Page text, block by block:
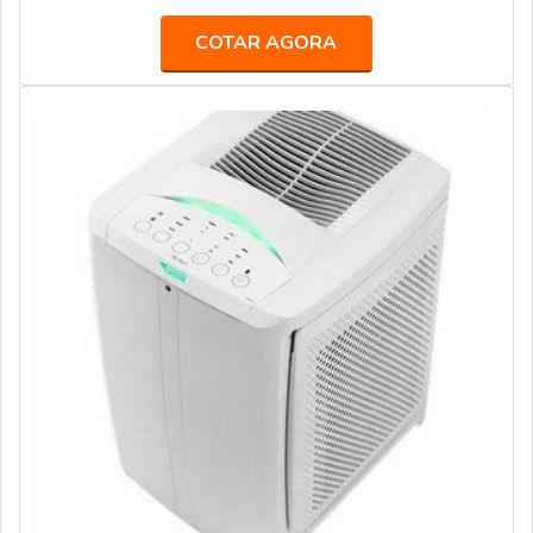
com seus serviços e em uma empresa ágil, conquistas
adquiridas porque investiu em uma estrutura que hoje
conta com escritório de alta qualidade onde são
atender todas as demandas. Tudo isso, unido a um time
de equipe multidisciplinar de consultores associados e
profissionais preocupados em sanar as necessidades de
seus clientes, garante uma entrega de excelência de
ponta a ponta.
especializada.DETALHES SOBRE BEBEDOURO DE
COLUNA PRESSÃOA Veneza Filtros objetiva seus
recursos em criar aos parceiros uma estrutura com
escritório de alta qualidade onde são realizadas as
atividades e biblioteca técnica de apoio, tudo para
garantir bebedouro de coluna pressão com
assertividade.Há muitas maneiras eficientes de
demonstrar competência e excelência em sua área de
atuação. A Veneza Filtros se mostra referência por ter:
Soluções para quem busca a melhor qualidade para a sua
água; Comprometimento com os resultados dos clientes;
Atendimento de forma personalizada para cada
cliente.Ainda tratando-se de bebedouro de coluna
pressão, sempre deve-se buscar uma empresa que
tenha produtos e serviços com ótima qualidade e
excelente custo-benefício, características simples, mas
que mostram o comprometimento da empresa com seus
COTAR AGORA